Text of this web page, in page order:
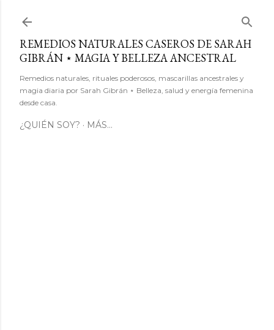
REMEDIOS NATURALES CASEROS DE SARAH
GIBRÁN ⋆ MAGIA Y BELLEZA ANCESTRAL
Remedios naturales, rituales poderosos, mascarillas ancestrales y
magia diaria por Sarah Gibrán ⋆ Belleza, salud y energía femenina
desde casa.
¿QUIÉN SOY? MÁS…